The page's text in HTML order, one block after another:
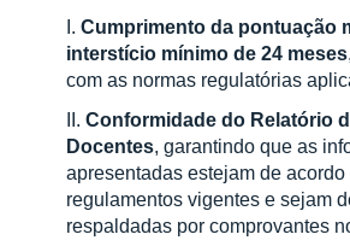
I. Cumprimento da pontuação
interstício mínimo de 24 meses
com as normas regulatórias
II. Conformidade do Relatório
Docentes, garantindo que as
apresentadas estejam de acordo
regulamentos vigentes e sejam
respaldadas por comprovantes